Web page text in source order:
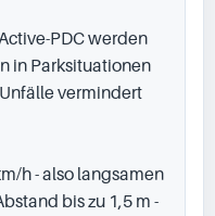
PDC werden
in Parksituationen
vermindert
h - also langsamen
bis zu 1,5 m -